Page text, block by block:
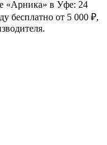
«Арника» в Уфе: 24
бесплатно от 5 000 ₽,